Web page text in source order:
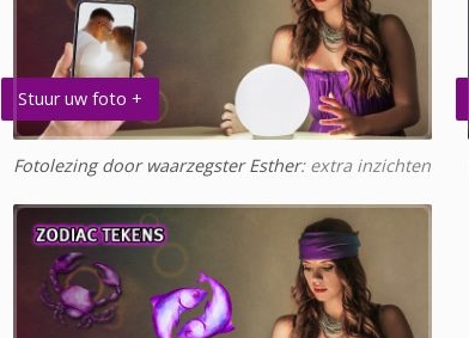
Stuur uw foto +
Fotolezing door waarzegster Esther: extra inzichten